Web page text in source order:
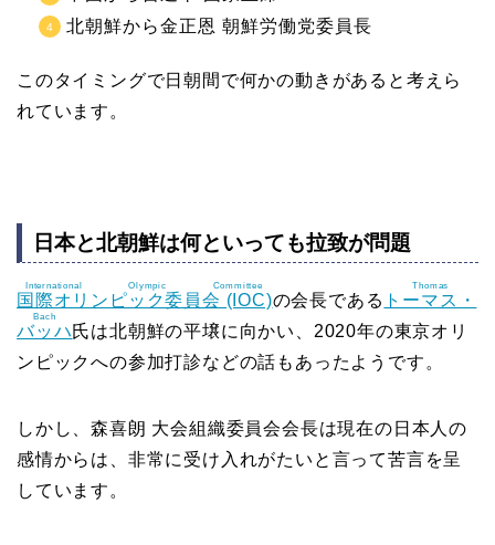
北朝鮮から金正恩 朝鮮労働党委員長
このタイミングで日朝間で何かの動きがあると考えら
れています。
日本と北朝鮮は何といっても拉致が問題
国際オリンピック委員会 (IOC)
International Olympic Committee
の会長である トーマス・
Thomas
バッハ
Bach
氏は北朝鮮の平壌に向かい、2020年の東京オリ
ンピックへの参加打診などの話もあったようです。
しかし、森喜朗 大会組織委員会会長は現在の日本人の
感情からは、非常に受け入れがたいと言って苦言を呈
しています。